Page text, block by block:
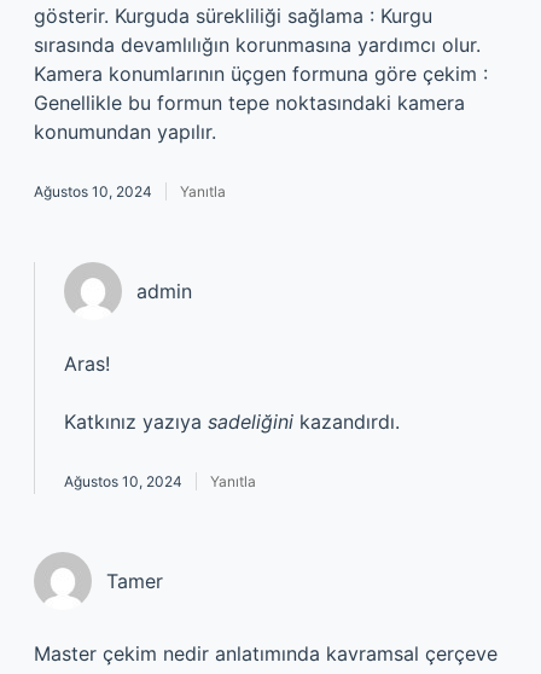
gösterir. Kurguda sürekliliği sağlama : Kurgu
sırasında devamlılığın korunmasına yardımcı olur.
Kamera konumlarının üçgen formuna göre çekim :
Genellikle bu formun tepe noktasındaki kamera
konumundan yapılır.
Ağustos 10, 2024 Yanıtla
admin
Aras!
Katkınız yazıya sadeliğini kazandırdı.
Ağustos 10, 2024 Yanıtla
Tamer
Master çekim nedir anlatımında kavramsal çerçeve